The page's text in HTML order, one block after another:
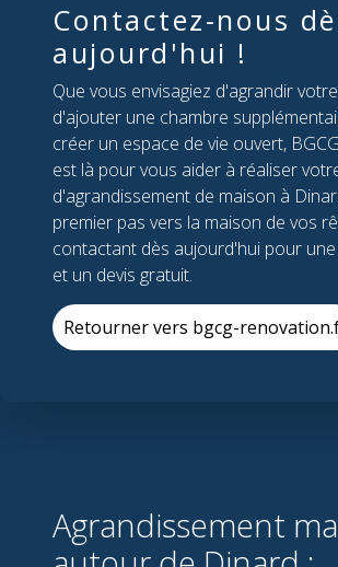
Contactez-nous
aujourd'hui !
Que vous envisagiez d'agrandir
d'ajouter une chambre
créer un espace de vie ouvert,
est là pour vous aider à réaliser
d'agrandissement de maison à
premier pas vers la maison de vos
contactant dès aujourd'hui pour
et un devis gratuit.
Retourner vers bgcg-
Agrandissement